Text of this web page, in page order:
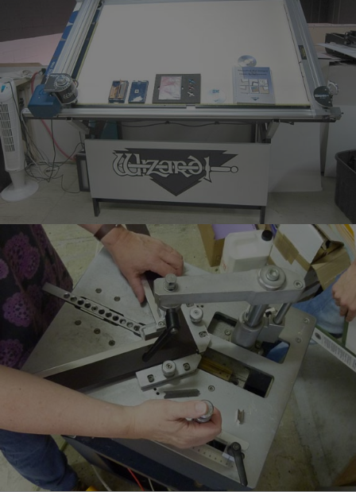
UNE GAMME D'OUTILS
PERFORMANTS POUR UN
TRAVAIL SUPÉRIEUR
Notre atelier est équipé des dernières machines-outils
assurant ainsi la rapidité d'exécution sans réduire la
qualité de notre travail.
Pour en savoir plus